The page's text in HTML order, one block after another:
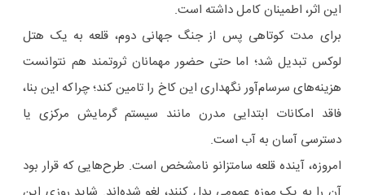
این اثر، اطمینان کامل داشته است.
برای مدت کوتاهی پس از جنگ جهانی دوم، قلعه به یک هتل
لوکس تبدیل شد؛ اما حتی حضور مهمانان ثروتمند هم نتوانست
هزینه‌های سرسام‌آور نگهداری این کاخ را تامین کند؛ چراکه این بنا،
فاقد امکانات ابتدایی مدرن مانند سیستم گرمایش مرکزی یا
دسترسی آسان به آب است.
امروزه، آینده قلعه سامتزانو نامشخص است. طرح‌هایی که قرار بود